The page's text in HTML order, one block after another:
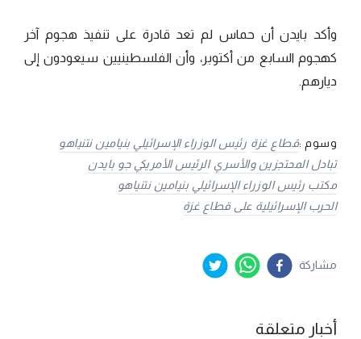
وأكد بايدن أن حماس لم تعد قادرة على تنفيذ هجوم آخر
كهجوم السابع من أكتوبر، وأن الفلسطينيين سيعودون إلى
ديارهم.
وسوم :قطاع غزة رئيس الوزراء الإسرائيلي بنيامين نتنياهو
تبادل المحتجزين والأسري الرئيس الأمريكي جو بايدن
مكتب رئيس الوزراء الإسرائيلي بنيامين نتنياهو
الحرب الإسرائيلية على قطاع غزة
مشاركة
أخبار متعلقة